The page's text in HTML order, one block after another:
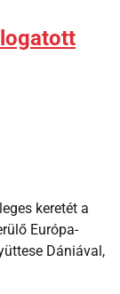
keretét a
Európa-
Dániával,